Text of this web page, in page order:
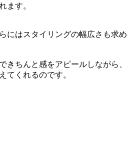
ます。
にはスタイリングの幅広さも求め
ちんと感をアピールしながら、
くれるのです。